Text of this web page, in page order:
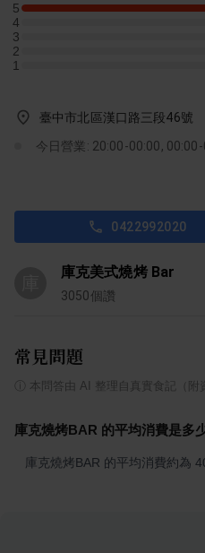
5
5 星：1 則評論
4
4 星：0 則評論
3
3 星：0 則評論
2
2 星：0 則評論
1
1 星：0 則評論
臺中市北區漢口路三段46號
今日營業: 20:00-00:00,
0422992020
庫克美式燒烤 Bar
3050個讚
常見問題
本問答由 AI 整理自真實食記（附
庫克燒烤BAR 的平均消費是多
庫克燒烤BAR 的平均消費約為